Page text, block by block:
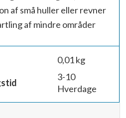
af små huller eller revner
af mindre områder
0,01 kg
3-10
Hverdage